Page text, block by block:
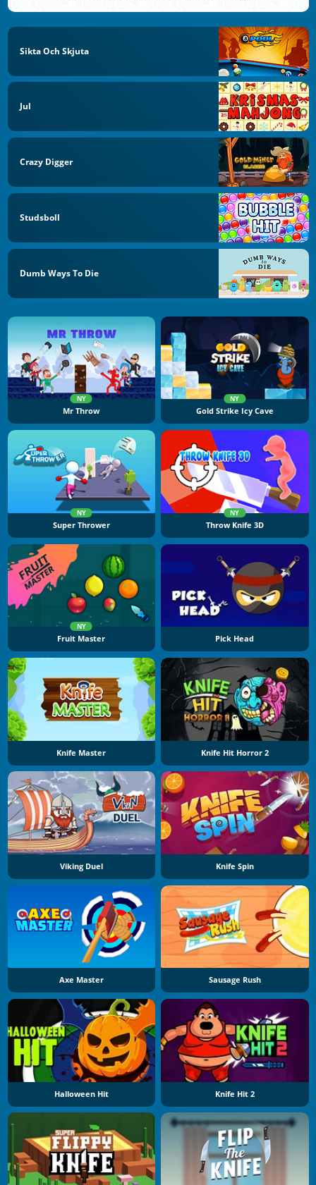
Sikta Och Skjuta
Jul
Crazy Digger
Studsboll
Dumb Ways To Die
NY
Mr Throw
NY
Gold Strike Icy Cave
NY
Super Thrower
NY
Throw Knife 3D
NY
Fruit Master Pick Head
Knife Master Knife Hit Horror 2
Viking Duel Knife Spin
Axe Master Sausage Rush
Halloween Hit Knife Hit 2